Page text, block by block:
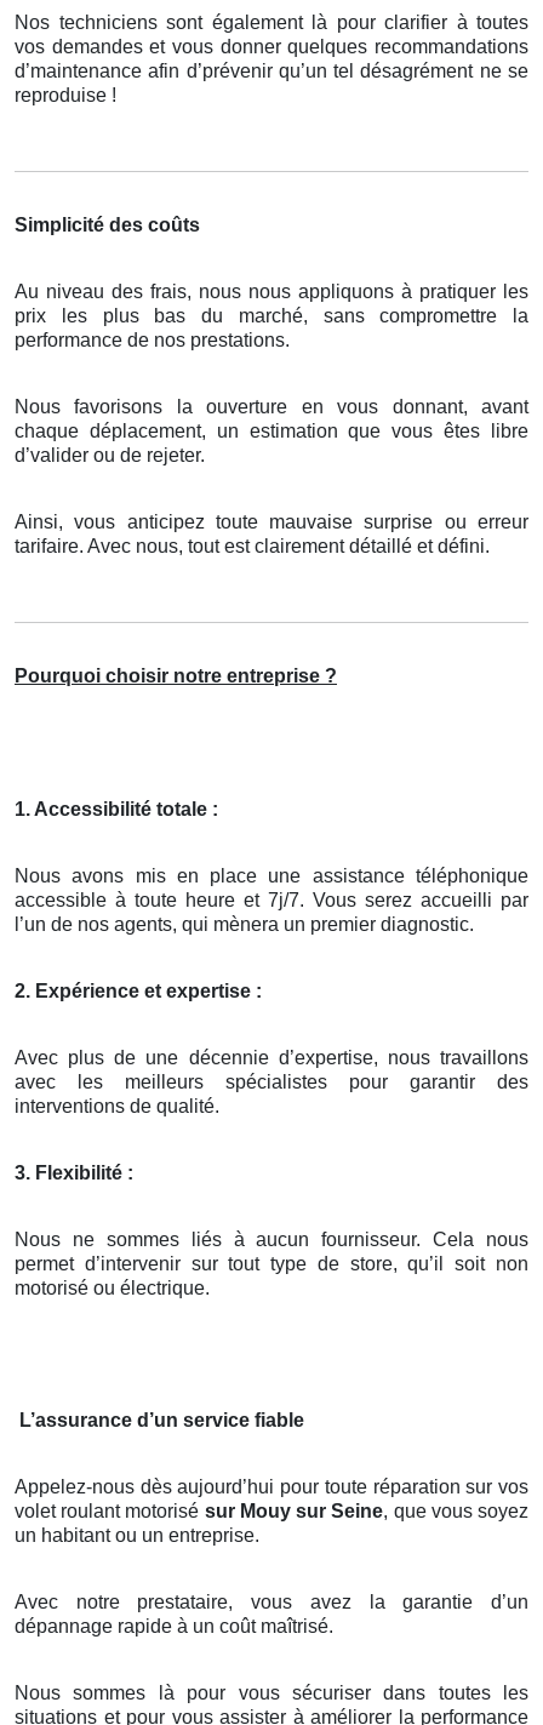
Nos techniciens sont également là pour clarifier à toutes
vos demandes et vous donner quelques recommandations
d’maintenance afin d’prévenir qu’un tel désagrément ne se
reproduise !
Simplicité des coûts
Au niveau des frais, nous nous appliquons à pratiquer les
prix les plus bas du marché, sans compromettre la
performance de nos prestations.
Nous favorisons la ouverture en vous donnant, avant
chaque déplacement, un estimation que vous êtes libre
d’valider ou de rejeter.
Ainsi, vous anticipez toute mauvaise surprise ou erreur
tarifaire. Avec nous, tout est clairement détaillé et défini.
Pourquoi choisir notre entreprise ?
1. Accessibilité totale :
Nous avons mis en place une assistance téléphonique
accessible à toute heure et 7j/7. Vous serez accueilli par
l’un de nos agents, qui mènera un premier diagnostic.
2. Expérience et expertise :
Avec plus de une décennie d’expertise, nous travaillons
avec les meilleurs spécialistes pour garantir des
interventions de qualité.
3. Flexibilité :
Nous ne sommes liés à aucun fournisseur. Cela nous
permet d’intervenir sur tout type de store, qu’il soit non
motorisé ou électrique.
L’assurance d’un service fiable
Appelez-nous dès aujourd’hui pour toute réparation sur vos
volet roulant motorisé sur Mouy sur Seine, que vous soyez
un habitant ou un entreprise.
Avec notre prestataire, vous avez la garantie d’un
dépannage rapide à un coût maîtrisé.
Nous sommes là pour vous sécuriser dans toutes les
situations et pour vous assister à améliorer la performance